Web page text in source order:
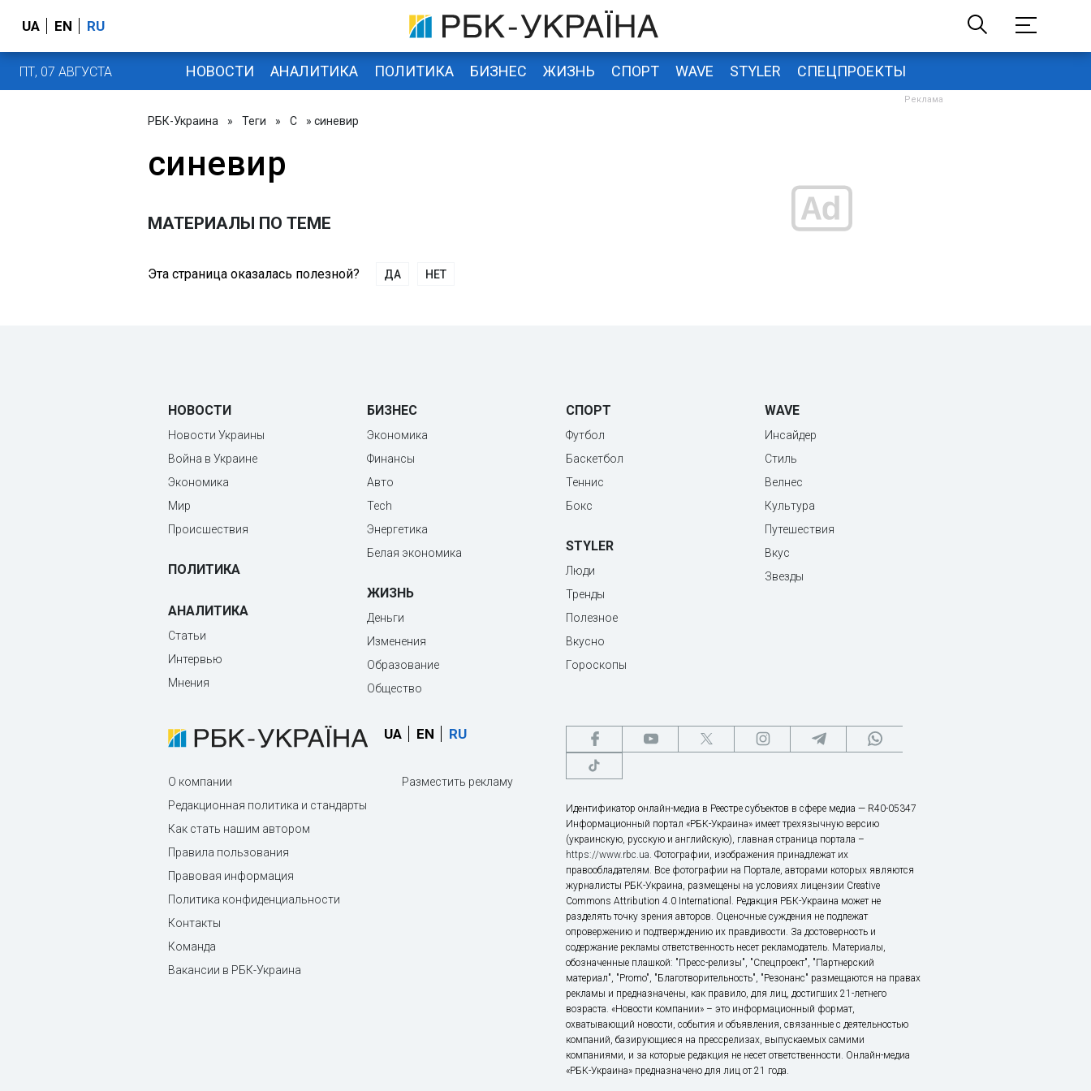
UA EN RU
ПТ, 07 АВГУСТА НОВОСТИ АНАЛИТИКА ПОЛИТИКА БИЗНЕС ЖИЗНЬ СПОРТ WAVE STYLER СПЕЦПРОЕКТЫ
РБК-Украина » Теги » С » синевир
синевир
МАТЕРИАЛЫ ПО ТЕМЕ
Эта страница оказалась полезной? ДА НЕТ
НОВОСТИ
Новости Украины
Война в Украине
Экономика
Мир
Происшествия
ПОЛИТИКА
АНАЛИТИКА
Статьи
Интервью
Мнения
БИЗНЕС
Экономика
Финансы
Авто
Tech
Энергетика
Белая экономика
ЖИЗНЬ
Деньги
Изменения
Образование
Общество
СПОРТ
Футбол
Баскетбол
Теннис
Бокс
STYLER
Люди
Тренды
Полезное
Вкусно
Гороскопы
WAVE
Инсайдер
Стиль
Велнес
Культура
Путешествия
Вкус
Звезды
UA EN RU
О компании
Редакционная политика и стандарты
Как стать нашим автором
Правила пользования
Правовая информация
Политика конфиденциальности
Контакты
Команда
Вакансии в РБК-Украина
Разместить рекламу
Идентификатор онлайн-медиа в Реестре субъектов в сфере медиа — R40-05347
Информационный портал «РБК-Украина» имеет трехязычную версию
(украинскую, русскую и английскую), главная страница портала –
https://www.rbc.ua. Фотографии, изображения принадлежат их
правообладателям. Все фотографии на Портале, авторами которых являются
журналисты РБК-Украина, размещены на условиях лицензии Creative
Commons Attribution 4.0 International. Редакция РБК-Украина может не
разделять точку зрения авторов. Оценочные суждения не подлежат
опровержению и подтверждению их правдивости. За достоверность и
содержание рекламы ответственность несет рекламодатель. Материалы,
обозначенные плашкой: "Пресс-релизы", "Спецпроект", "Партнерский
материал", "Promo", "Благотворительность", "Резонанс" размещаются на правах
рекламы и предназначены, как правило, для лиц, достигших 21-летнего
возраста. «Новости компании» – это информационный формат,
охватывающий новости, события и объявления, связанные с деятельностью
компаний, базирующиеся на прессрелизах, выпускаемых самими
компаниями, и за которые редакция не несет ответственности. Онлайн-медиа
«РБК-Украина» предназначено для лиц от 21 года.